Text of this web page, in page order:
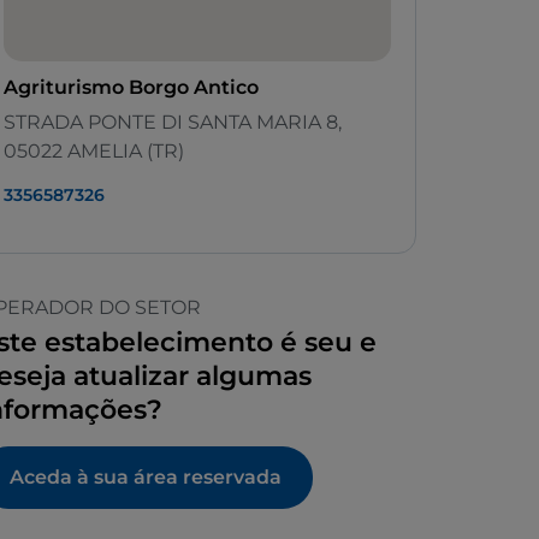
Agriturismo Borgo Antico
STRADA PONTE DI SANTA MARIA 8,
05022 AMELIA (TR)
3356587326
DO SETOR
estabelecimento é seu e
atualizar algumas
Aceda à sua área reservada